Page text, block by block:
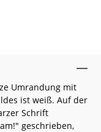
Umrandung mit
ist weiß. Auf der
Schrift
geschrieben,